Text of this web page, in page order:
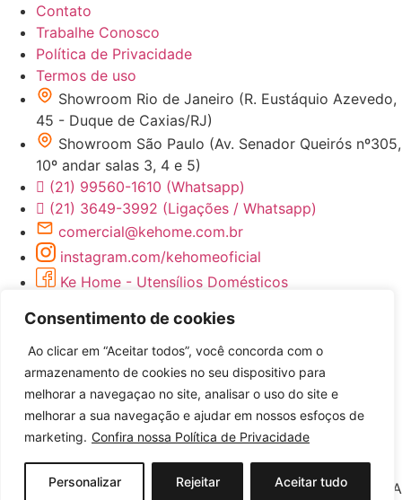
Consentimento de cookies
Ao clicar em “Aceitar todos”, você concorda com o
armazenamento de cookies no seu dispositivo para
melhorar a navegaçao no site, analisar o uso do site e
melhorar a sua navegação e ajudar em nossos esfoços de
marketing. Confira nossa Política de Privacidade
Personalizar Rejeitar Aceitar tudo
Contato
Trabalhe Conosco
Política de Privacidade
Termos de uso
Showroom Rio de Janeiro (R. Eustáquio Azevedo,
45 - Duque de Caxias/RJ)
Showroom São Paulo (Av. Senador Queirós nº305,
10º andar salas 3, 4 e 5)
(21) 99560-1610 (Whatsapp)
(21) 3649-3992 (Ligações / Whatsapp)
comercial@kehome.com.br
instagram.com/kehomeoficial
Ke Home - Utensílios Domésticos
Desenvolvido por
©2026 KEHOME COMERCIO DE ARTIGOS DE BAZAR LTDA